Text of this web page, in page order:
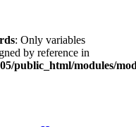
: Only variables
by reference in
public_html/modules/